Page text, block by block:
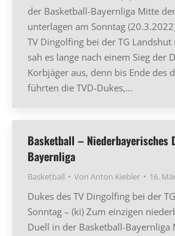
der Basketball-Bayernliga Mitte
unterlagen am Sonntag
TV Dingolfing bei der TG
sah es lange nach einem Sieg der
Korbjäger aus, denn bis Ende des
führten die TVD-Dukes,…
Basketball – Niederbayerisches
Bayernliga
Basketball Von Anton Kiebler 16.
Dukes des TV Dingolfing bei der
Sonntag – (ki) Zum einzigen
Duell in der Basketball-Bayernliga